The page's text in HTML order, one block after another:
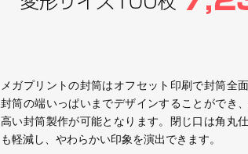
メガプリントの封筒はオフセット印刷で封筒全
封筒の端いっぱいまでデザインすることができ
高い封筒製作が可能となります。閉じ口は角丸
も軽減し、やわらかい印象を演出できます。